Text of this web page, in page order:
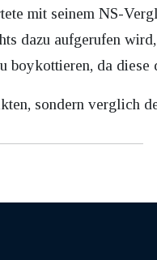
mit seinem NS-
dazu aufgerufen
boykottieren, da diese
sondern verglich